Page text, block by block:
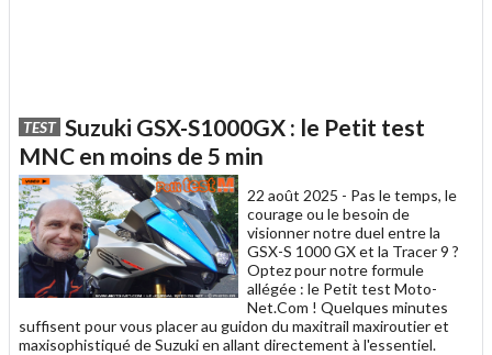
TEST Suzuki GSX-S1000GX : le Petit test
MNC en moins de 5 min
22 août 2025 - Pas le temps, le
courage ou le besoin de
visionner notre duel entre la
GSX-S 1000 GX et la Tracer 9 ?
Optez pour notre formule
allégée : le Petit test Moto-
Net.Com ! Quelques minutes
suffisent pour vous placer au guidon du maxitrail maxiroutier et
maxisophistiqué de Suzuki en allant directement à l'essentiel.